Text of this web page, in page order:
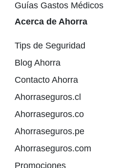
Guías Gastos Médicos
Acerca de Ahorra
Tips de Seguridad
Blog Ahorra
Contacto Ahorra
Ahorraseguros.cl
Ahorraseguros.co
Ahorraseguros.pe
Ahorraseguros.com
Promociones